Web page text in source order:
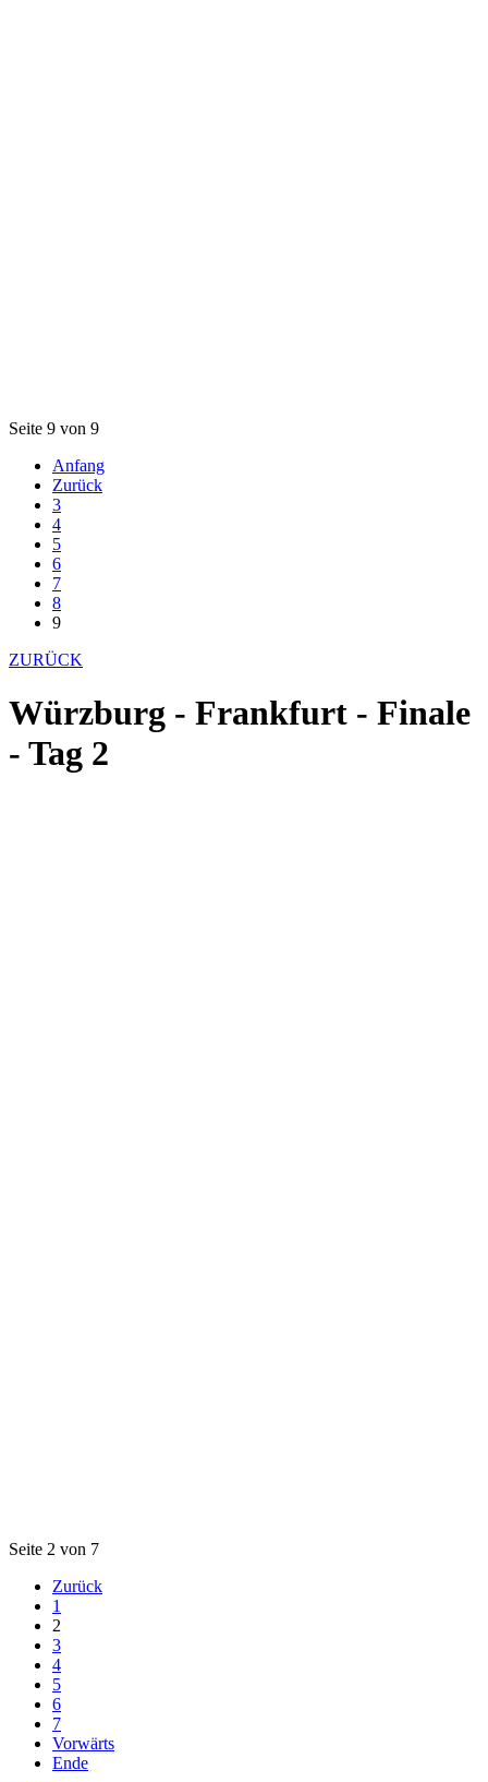
Seite 9 von 9
Anfang
Zurück
3
4
5
6
7
8
9
ZURÜCK
Würzburg - Frankfurt - Finale
- Tag 2
Seite 2 von 7
Zurück
1
2
3
4
5
6
7
Vorwärts
Ende